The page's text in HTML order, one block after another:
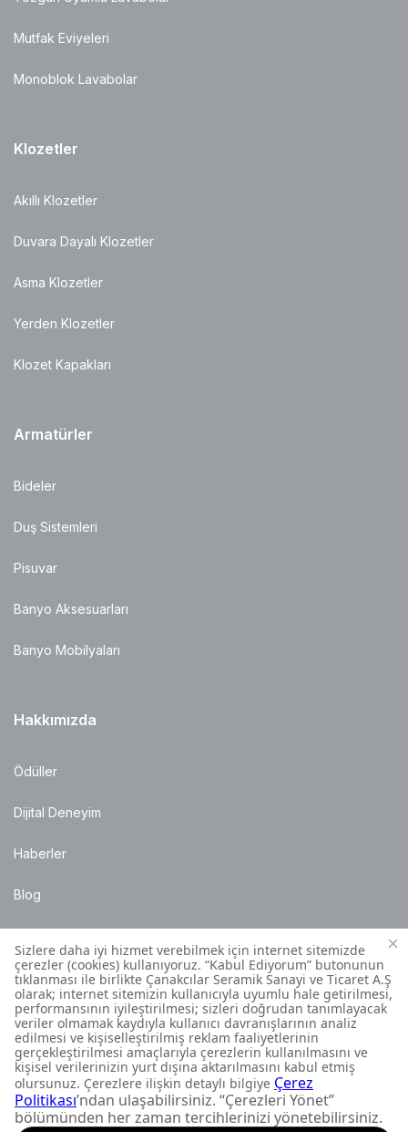
Mutfak Eviyeleri
Monoblok Lavabolar
Klozetler
Akıllı Klozetler
Duvara Dayalı Klozetler
Asma Klozetler
Yerden Klozetler
Klozet Kapakları
Armatürler
Bideler
Duş Sistemleri
Pisuvar
Banyo Aksesuarları
Banyo Mobilyaları
Hakkımızda
Ödüller
Dijital Deneyim
Haberler
Blog
Satış Noktaları
Montaj Bilgileri
Müşteri İletişim Merkezi